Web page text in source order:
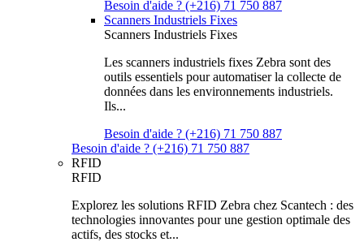
Besoin d'aide ? (+216) 71 750 887
Scanners Industriels Fixes
Scanners Industriels Fixes
Les scanners industriels fixes Zebra sont des
outils essentiels pour automatiser la collecte de
données dans les environnements industriels.
Ils...
Besoin d'aide ? (+216) 71 750 887
Besoin d'aide ? (+216) 71 750 887
RFID
RFID
Explorez les solutions RFID Zebra chez Scantech : des
technologies innovantes pour une gestion optimale des
actifs, des stocks et...